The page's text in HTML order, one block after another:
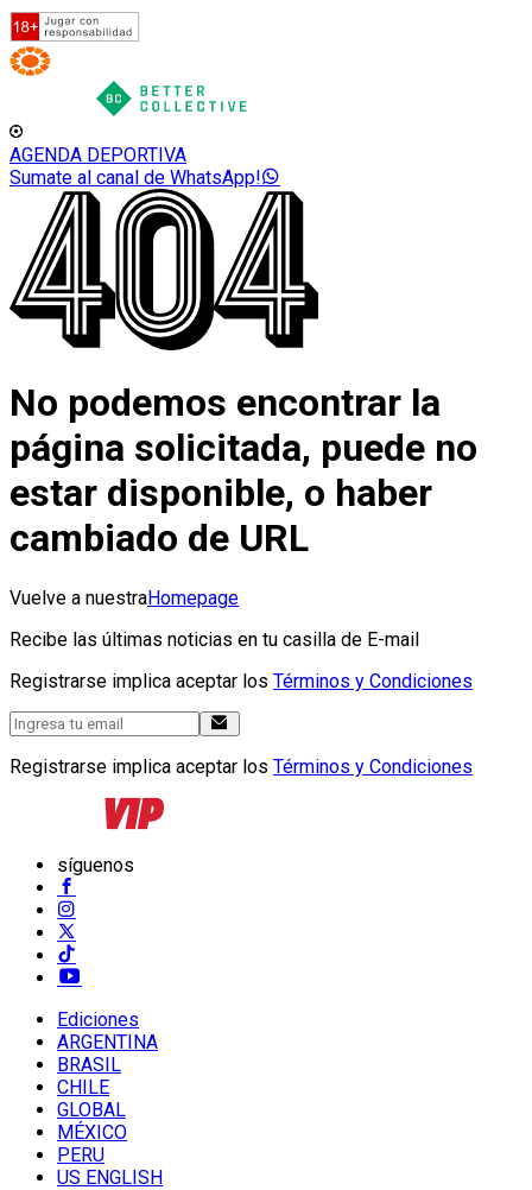
AGENDA DEPORTIVA
Sumate al canal de WhatsApp!
No podemos encontrar la
página solicitada, puede no
estar disponible, o haber
cambiado de URL
Vuelve a nuestraHomepage
Recibe las últimas noticias en tu casilla de E-mail
Registrarse implica aceptar los Términos y Condiciones
Registrarse implica aceptar los Términos y Condiciones
síguenos
Ediciones
ARGENTINA
BRASIL
CHILE
GLOBAL
MÉXICO
PERU
US ENGLISH